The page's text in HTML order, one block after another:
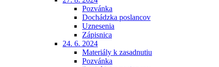
Pozvánka
Dochádzka poslancov
Uznesenia
Zápisnica
24. 6. 2024
Materiály k zasadnutiu
Pozvánka